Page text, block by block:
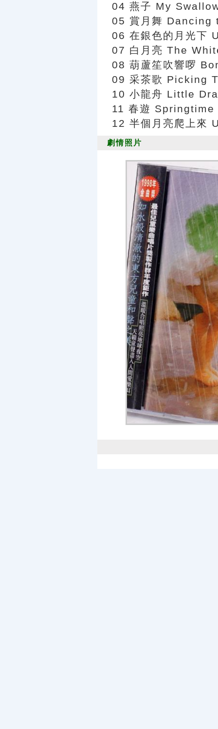
04 燕子 My
05 賞月舞 Dancing
06 在銀色的月光
07 白月亮 The
08 葫蘆笙吹響啰
09 采茶歌 Picking
10 小龍舟 Little
11 春遊
12 半個月亮爬上
劇情照片